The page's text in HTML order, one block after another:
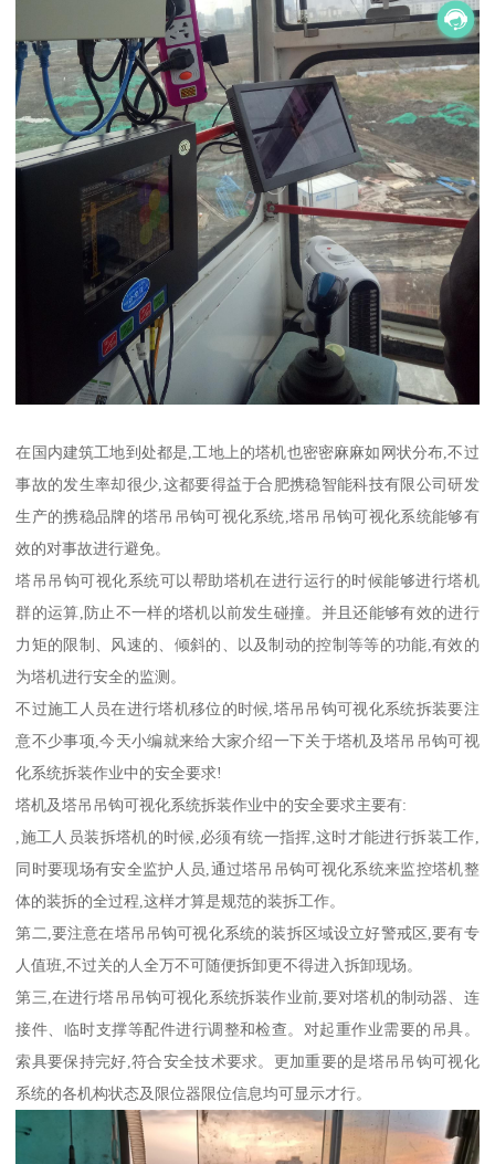
在国内建筑工地到处都是,工地上的塔机也密密麻麻如网状分布,不过
事故的发生率却很少,这都要得益于合肥携稳智能科技有限公司研发
生产的携稳品牌的塔吊吊钩可视化系统,塔吊吊钩可视化系统能够有
效的对事故进行避免。
塔吊吊钩可视化系统可以帮助塔机在进行运行的时候能够进行塔机
群的运算,防止不一样的塔机以前发生碰撞。并且还能够有效的进行
力矩的限制、风速的、倾斜的、以及制动的控制等等的功能,有效的
为塔机进行安全的监测。
不过施工人员在进行塔机移位的时候,塔吊吊钩可视化系统拆装要注
意不少事项,今天小编就来给大家介绍一下关于塔机及塔吊吊钩可视
化系统拆装作业中的安全要求!
塔机及塔吊吊钩可视化系统拆装作业中的安全要求主要有:
,施工人员装拆塔机的时候,必须有统一指挥,这时才能进行拆装工作,
同时要现场有安全监护人员,通过塔吊吊钩可视化系统来监控塔机整
体的装拆的全过程,这样才算是规范的装拆工作。
第二,要注意在塔吊吊钩可视化系统的装拆区域设立好警戒区,要有专
人值班,不过关的人全万不可随便拆卸更不得进入拆卸现场。
第三,在进行塔吊吊钩可视化系统拆装作业前,要对塔机的制动器、连
接件、临时支撑等配件进行调整和检查。对起重作业需要的吊具。
索具要保持完好,符合安全技术要求。更加重要的是塔吊吊钩可视化
系统的各机构状态及限位器限位信息均可显示才行。